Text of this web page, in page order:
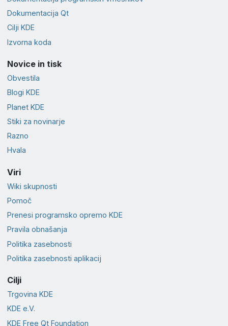
Dokumentacija Qt
Cilji KDE
Izvorna koda
Novice in tisk
Obvestila
Blogi KDE
Planet KDE
Stiki za novinarje
Razno
Hvala
Viri
Wiki skupnosti
Pomoč
Prenesi programsko opremo KDE
Pravila obnašanja
Politika zasebnosti
Politika zasebnosti aplikacij
Cilji
Trgovina KDE
KDE e.V.
KDE Free Qt Foundation